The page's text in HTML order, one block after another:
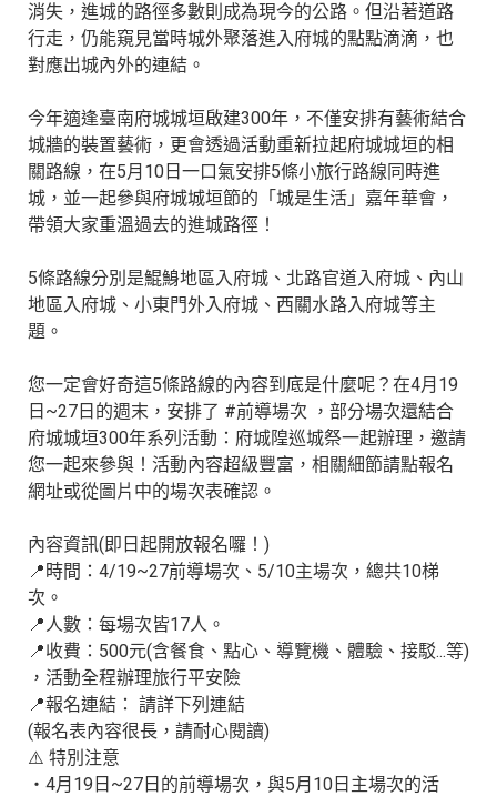
消失，進城的路徑多數則成為現今的公路。但沿著道路
行走，仍能窺見當時城外聚落進入府城的點點滴滴，也
對應出城內外的連結。
今年適逢臺南府城城垣啟建300年，不僅安排有藝術結合
城牆的裝置藝術，更會透過活動重新拉起府城城垣的相
關路線，在5月10日一口氣安排5條小旅行路線同時進
城，並一起參與府城城垣節的「城是生活」嘉年華會，
帶領大家重溫過去的進城路徑！
5條路線分別是鯤鯓地區入府城、北路官道入府城、內山
地區入府城、小東門外入府城、西關水路入府城等主
題。
您一定會好奇這5條路線的內容到底是什麼呢？在4月19
日~27日的週末，安排了 #前導場次 ，部分場次還結合
府城城垣300年系列活動：府城隍巡城祭一起辦理，邀請
您一起來參與！活動內容超級豐富，相關細節請點報名
網址或從圖片中的場次表確認。
內容資訊(即日起開放報名囉！)
📍時間：4/19~27前導場次、5/10主場次，總共10梯
次。
📍人數：每場次皆17人。
📍收費：500元(含餐食、點心、導覽機、體驗、接駁...等)
，活動全程辦理旅行平安險
📍報名連結： 請詳下列連結
(報名表內容很長，請耐心閱讀)​
⚠️ 特別注意
・4月19日~27日的前導場次，與5月10日主場次的活